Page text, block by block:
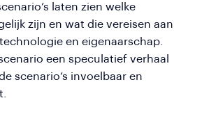
laten zien welke
zijn en wat die vereisen aan
en eigenaarschap.
een speculatief verhaal
scenario’s invoelbaar en